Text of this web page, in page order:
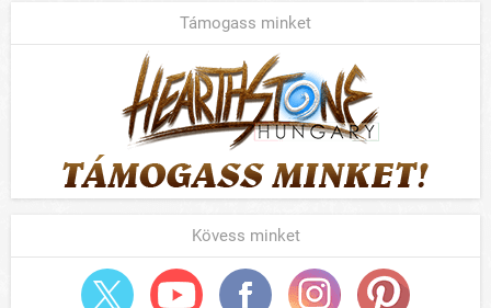
Támogass minket
Kövess minket